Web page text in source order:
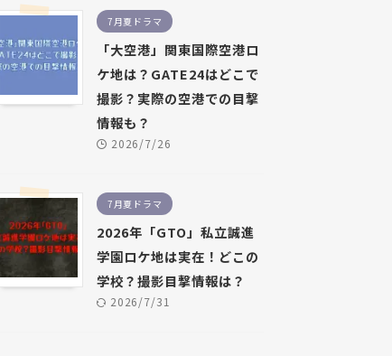
7月夏ドラマ
「大空港」関東国際空港ロ
ケ地は？GATE24はどこで
撮影？実際の空港での目撃
情報も？
2026/7/26
7月夏ドラマ
2026年「GTO」私立誠進
学園ロケ地は実在！どこの
学校？撮影目撃情報は？
2026/7/31